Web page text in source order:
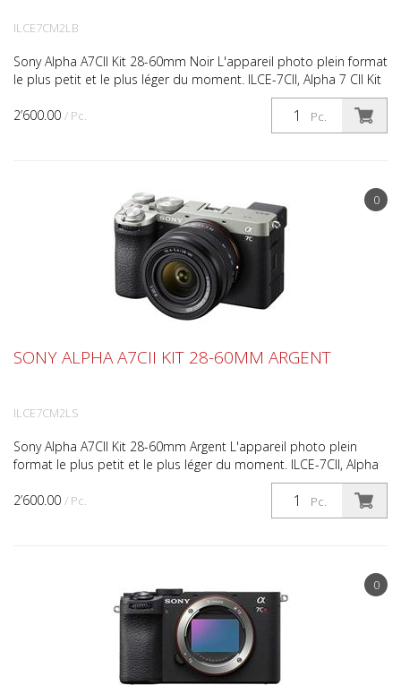
2’600.00 / Pc. Pc.
ILCE7CM2LB
Sony Alpha A7CII Kit 28-60mm Noir L'appareil photo plein format
le plus petit et le plus léger du moment. ILCE-7CII, Alpha 7 CII Kit
0
2’600.00 / Pc. Pc.
SONY ALPHA A7CII KIT 28-60MM ARGENT
ILCE7CM2LS
Sony Alpha A7CII Kit 28-60mm Argent L'appareil photo plein
format le plus petit et le plus léger du moment. ILCE-7CII, Alpha
7 CII Kit avec FE 28-60mm F4.0-5.6, vidéo 4k,...
0